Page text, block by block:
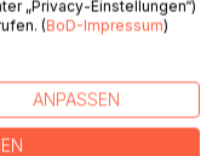
wurde. Beeinflusst
bei der
und studierte
Calvin und in
„Privacy-Einstellungen“)
(BoD-Impressum)
ANPASSEN